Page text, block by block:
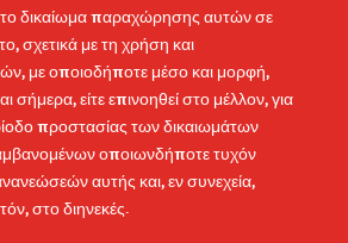
δικαίωμα παραχώρησης αυτών σε
σχετικά με τη χρήση και
με οποιοδήποτε μέσο και μορφή,
σήμερα, είτε επινοηθεί στο μέλλον, για
προστασίας των δικαιωμάτων
οποιωνδήποτε τυχόν
αυτής και, εν συνεχεία,
στο διηνεκές.